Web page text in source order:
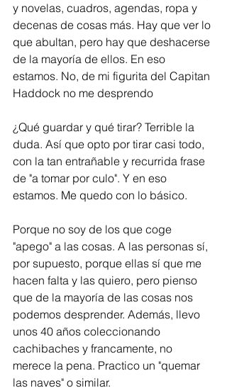
y novelas, cuadros, agendas, ropa y
decenas de cosas más. Hay que ver lo
que abultan, pero hay que deshacerse
de la mayoría de ellos. En eso
estamos. No, de mi figurita del Capitan
Haddock no me desprendo
¿Qué guardar y qué tirar? Terrible la
duda. Así que opto por tirar casi todo,
con la tan entrañable y recurrida frase
de "a tomar por culo". Y en eso
estamos. Me quedo con lo básico.
Porque no soy de los que coge
"apego" a las cosas. A las personas sí,
por supuesto, porque ellas sí que me
hacen falta y las quiero, pero pienso
que de la mayoría de las cosas nos
podemos desprender. Además, llevo
unos 40 años coleccionando
cachibaches y francamente, no
merece la pena. Practico un "quemar
las naves" o similar.